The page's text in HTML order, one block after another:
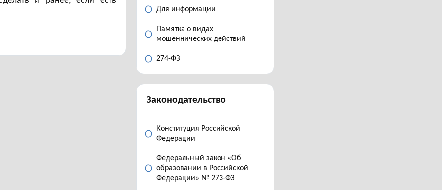
Для информации
Памятка о видах
мошеннических действий
274-ФЗ
Законодательство
Конституция Российской
Федерации
Федеральный закон «Об
образовании в Российской
Федерации» № 273-ФЗ